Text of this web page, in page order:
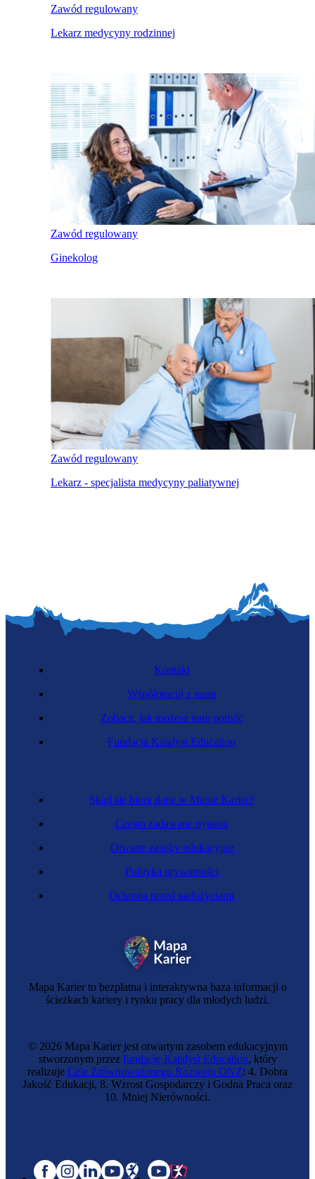
Zawód regulowany
Lekarz medycyny rodzinnej
Zawód regulowany
Ginekolog
Zawód regulowany
Lekarz - specjalista medycyny paliatywnej
Mapa Karier to bezpłatna i interaktywna baza informacji o
ścieżkach kariery i rynku pracy dla młodych ludzi.
Skąd się biorą dane w Mapie Karier?
Często zadawane pytania
Otwarte zasoby edukacyjne
Polityka prywatności
Ochrona przed nadużyciami
Kontakt
Współpracuj z nami
Zobacz, jak możesz nam pomóc
Fundacja Katalyst Education
© 2026 Mapa Karier jest otwartym zasobem edukacyjnym
stworzonym przez fundację Katalyst Education, który
realizuje Cele Zrównoważonego Rozwoju ONZ: 4. Dobra
Jakość Edukacji, 8. Wzrost Gospodarczy i Godna Praca oraz
10. Mniej Nierówności.